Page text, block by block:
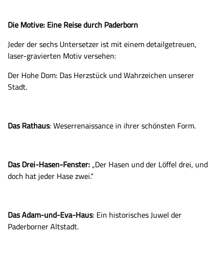
​Die Motive: Eine Reise durch Paderborn
​Jeder der sechs Untersetzer ist mit einem detailgetreuen,
laser-gravierten Motiv versehen:
​Der Hohe Dom: Das Herzstück und Wahrzeichen unserer
Stadt.
​Das Rathaus: Weserrenaissance in ihrer schönsten Form.
​Das Drei-Hasen-Fenster:„Der Hasen und der Löffel drei, und
doch hat jeder Hase zwei.“
​Das Adam-und-Eva-Haus: Ein historisches Juwel der
Paderborner Altstadt.